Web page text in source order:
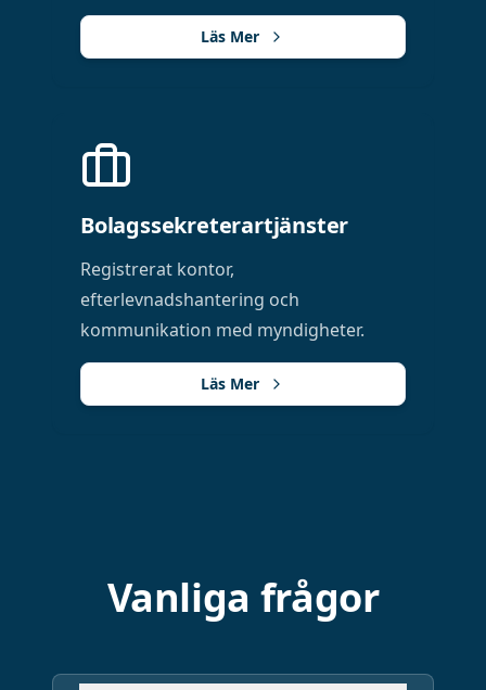
Läs Mer
Bolagssekreterartjänster
Registrerat kontor,
efterlevnadshantering och
kommunikation med myndigheter.
Läs Mer
Vanliga frågor